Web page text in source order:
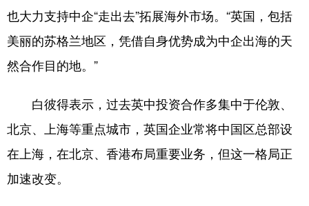
也大力支持中企“走出去”拓展海外市场。“英国，包括
美丽的苏格兰地区，凭借自身优势成为中企出海的天
然合作目的地。”
白彼得表示，过去英中投资合作多集中于伦敦、
北京、上海等重点城市，英国企业常将中国区总部设
在上海，在北京、香港布局重要业务，但这一格局正
加速改变。